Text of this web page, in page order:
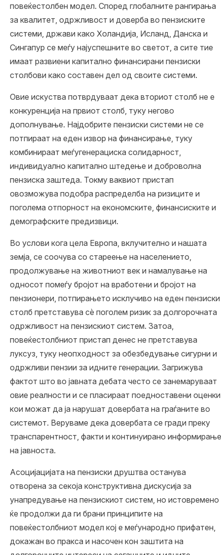
повеќестолбен модел. Според глобалните рангирања
за квалитет, одржливост и доверба во пензиските
системи, држави како Холандија, Исланд, Данска и
Сингапур се меѓу најуспешните во светот, а сите тие
имаат развиени капитално финансирани пензиски
столбови како составен дел од своите системи.
Овие искуства потврдуваат дека вториот столб не е
конкуренција на првиот столб, туку негово
дополнување. Најдобрите пензиски системи не се
потпираат на еден извор на финансирање, туку
комбинираат меѓугенерациска солидарност,
индивидуално капитално штедење и доброволна
пензиска заштеда. Токму ваквиот пристап
овозможува подобра распределба на ризиците и
поголема отпорност на економските, финансиските и
демографските предизвици.
Во услови кога цела Европа , вклучително и нашата
земја , се соочува со стареење на населението
продолжување на животниот век и намалување на
односот помеѓу бројот на вработени и бројот на
пензионери, потпирањето исклучиво на еден пензиски
столб претставува сѐ поголем ризик за долгорочната
одржливост на пензискиот систем. Затоа,
повеќестолбниот пристап денес не претставува
луксуз, туку неопходност за обезбедување сигурни и
одржливи пензии за идните генерации. Загрижува
фактот што во јавната дебата често се занемаруваат
овие реалности и се пласираат поедноставени оценки
кои можат да ја нарушат довербата на граѓаните во
системот. Веруваме дека довербата се гради преку
транспарентност, факти и континуирано информирање
на јавноста.
Асоцијацијата на пензиски друштва останува
отворена за секоја конструктивна дискусија за
унапредување на пензискиот систем, но истовремено
ќе продолжи да ги брани принципите на
повеќестолбниот модел кој е меѓународно прифатен,
докажан во пракса и насочен кон заштита на